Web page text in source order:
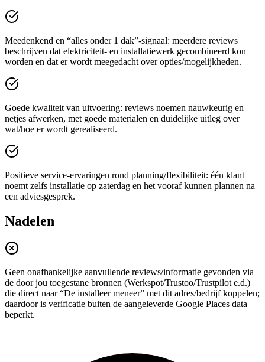
Meedenkend en “alles onder 1 dak”-signaal: meerdere reviews
beschrijven dat elektriciteit- en installatiewerk gecombineerd kon
worden en dat er wordt meegedacht over opties/mogelijkheden.
Goede kwaliteit van uitvoering: reviews noemen nauwkeurig en
netjes afwerken, met goede materialen en duidelijke uitleg over
wat/hoe er wordt gerealiseerd.
Positieve service-ervaringen rond planning/flexibiliteit: één klant
noemt zelfs installatie op zaterdag en het vooraf kunnen plannen na
een adviesgesprek.
Nadelen
Geen onafhankelijke aanvullende reviews/informatie gevonden via
de door jou toegestane bronnen (Werkspot/Trustoo/Trustpilot e.d.)
die direct naar “De installeer meneer” met dit adres/bedrijf koppelen;
daardoor is verificatie buiten de aangeleverde Google Places data
beperkt.